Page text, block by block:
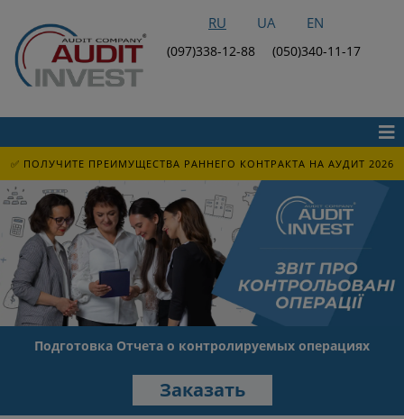
RU UA EN
(097)338-12-88 (050)340-11-17
✅ ПОЛУЧИТЕ ПРЕИМУЩЕСТВА РАННЕГО КОНТРАКТА НА АУДИТ 2026
Подготовка Отчета о контролируемых операциях
Заказать